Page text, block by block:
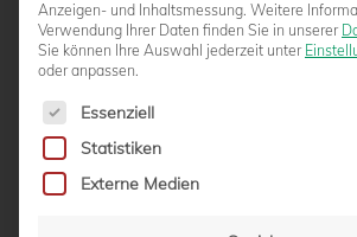
DAS „LETZTE“ SPIEL IM
Anzeigen- und Inhaltsmessung. Weitere
Verwendung Ihrer Daten finden Sie in unserer
Sie können Ihre Auswahl jederzeit unter
oder anpassen.
Es folgt eine Liste der Service-Gruppen,
Essenziell
Statistiken
Externe Medien